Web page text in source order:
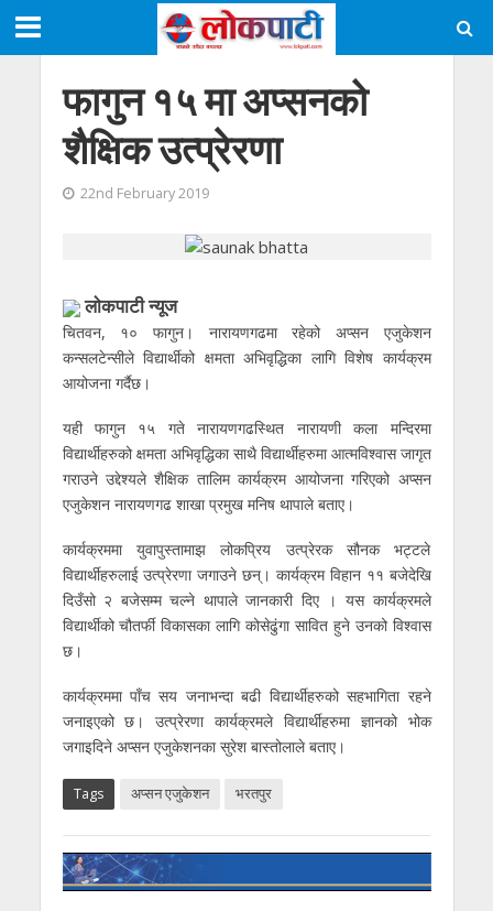
फागुन १५ मा अप्सनको
शैक्षिक उत्प्रेरणा
22nd February 2019
लाेकपाटी न्यूज
चितवन, १० फागुन। नारायणगढमा रहेको अप्सन एजुकेशन
कन्सलटेन्सीले विद्यार्थीको क्षमता अभिवृद्धिका लागि विशेष कार्यक्रम
आयोजना गर्दैछ।
यही फागुन १५ गते नारायणगढस्थित नारायणी कला मन्दिरमा
विद्यार्थीहरुको क्षमता अभिवृद्धिका साथै विद्यार्थीहरुमा आत्मविश्वास जागृत
गराउने उद्देश्यले शैक्षिक तालिम कार्यक्रम आयोजना गरिएको अप्सन
एजुकेशन नारायणगढ शाखा प्रमुख मनिष थापाले बताए।
कार्यक्रममा युवापुस्तामाझ लोकप्रिय उत्प्रेरक सौनक भट्टले
विद्यार्थीहरुलाई उत्प्रेरणा जगाउने छन्। कार्यक्रम विहान ११ बजेदेखि
दिउँसो २ बजेसम्म चल्ने थापाले जानकारी दिए । यस कार्यक्रमले
विद्यार्थीको चौतर्फी विकासका लागि कोसेढुंगा सावित हुने उनको विश्वास
छ।
कार्यक्रममा पाँच सय जनाभन्दा बढी विद्यार्थीहरुको सहभागिता रहने
जनाइएको छ। उत्प्रेरणा कार्यक्रमले विद्यार्थीहरुमा ज्ञानको भोक
जगाइदिने अप्सन एजुकेशनका सुरेश बास्तोलाले बताए।
Tags अप्सन एजुकेशन भरतपुर